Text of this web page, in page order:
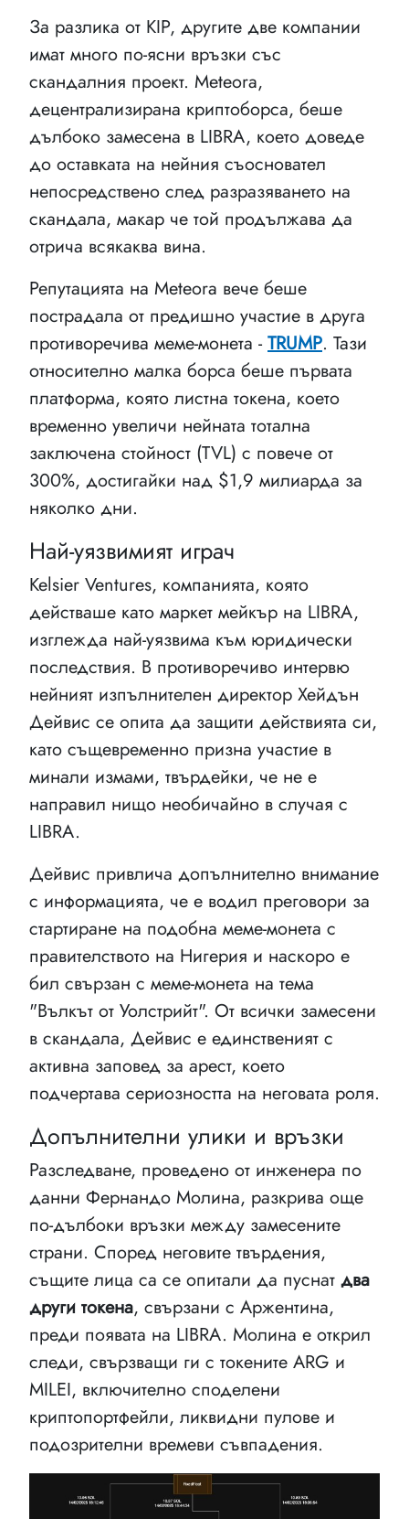
За разлика от KIP, другите две компании
имат много по-ясни връзки със
скандалния проект. Meteora,
децентрализирана криптоборса, беше
дълбоко замесена в LIBRA, което доведе
до оставката на нейния съосновател
непосредствено след разразяването на
скандала, макар че той продължава да
отрича всякаква вина.
Репутацията на Meteora вече беше
пострадала от предишно участие в друга
противоречива меме-монета - TRUMP. Тази
относително малка борса беше първата
платформа, която листна токена, което
временно увеличи нейната тотална
заключена стойност (TVL) с повече от
300%, достигайки над $1,9 милиарда за
няколко дни.
Най-уязвимият играч
Kelsier Ventures, компанията, която
действаше като маркет мейкър на LIBRA,
изглежда най-уязвима към юридически
последствия. В противоречиво интервю
нейният изпълнителен директор Хейдън
Дейвис се опита да защити действията си,
като същевременно призна участие в
минали измами, твърдейки, че не е
направил нищо необичайно в случая с
LIBRA.
Дейвис привлича допълнително внимание
с информацията, че е водил преговори за
стартиране на подобна меме-монета с
правителството на Нигерия и наскоро е
бил свързан с меме-монета на тема
"Вълкът от Уолстрийт". От всички замесени
в скандала, Дейвис е единственият с
активна заповед за арест, което
подчертава сериозността на неговата роля.
Допълнителни улики и връзки
Разследване, проведено от инженера по
данни Фернандо Молина, разкрива още
по-дълбоки връзки между замесените
страни. Според неговите твърдения,
същите лица са се опитали да пуснат два
други токена, свързани с Аржентина,
преди появата на LIBRA. Молина е открил
следи, свързващи ги с токените ARG и
MILEI, включително споделени
криптопортфейли, ликвидни пулове и
подозрителни времеви съвпадения.